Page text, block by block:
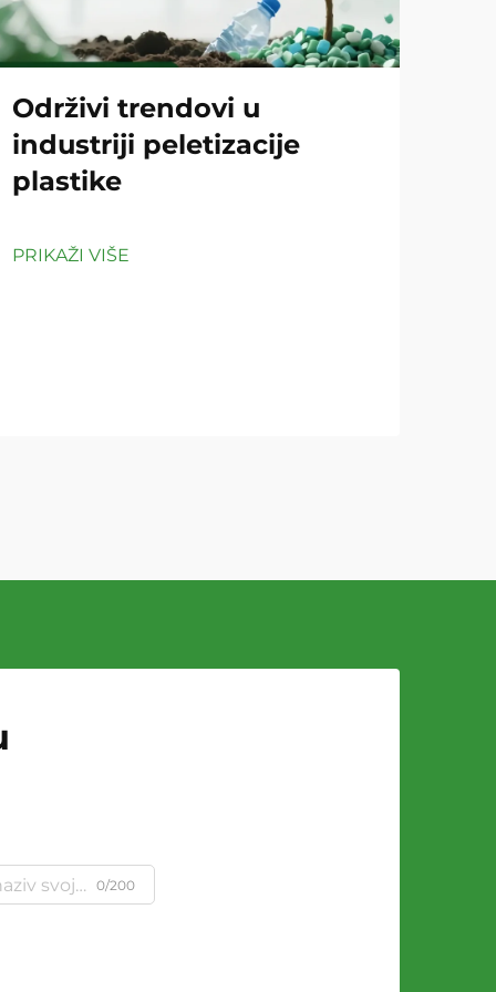
Održivi trendovi u
industriji peletizacije
plastike
PRIKAŽI VIŠE
0/200